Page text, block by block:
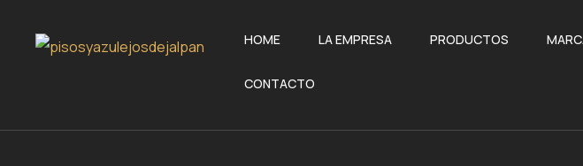
HOME LA EMPRESA PRODUCTOS
CONTACTO